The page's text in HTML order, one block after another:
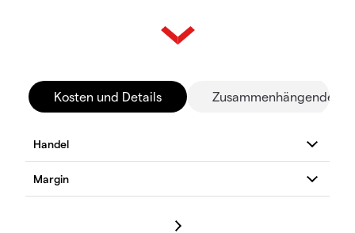
Kosten und Details Zusammenhängende